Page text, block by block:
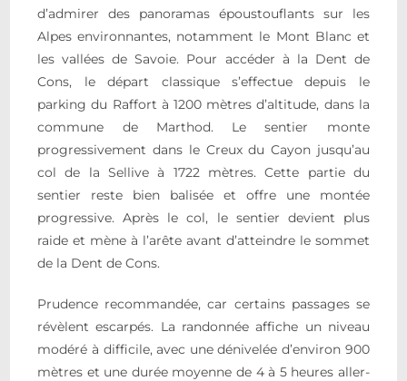
d’admirer des panoramas époustouflants sur les
Alpes environnantes, notamment le Mont Blanc et
les vallées de Savoie. Pour accéder à la Dent de
Cons, le départ classique s’effectue depuis le
parking du Raffort à 1200 mètres d’altitude, dans la
commune de Marthod. Le sentier monte
progressivement dans le Creux du Cayon jusqu’au
col de la Sellive à 1722 mètres. Cette partie du
sentier reste bien balisée et offre une montée
progressive. Après le col, le sentier devient plus
raide et mène à l’arête avant d’atteindre le sommet
de la Dent de Cons.
Prudence recommandée, car certains passages se
révèlent escarpés. La randonnée affiche un niveau
modéré à difficile, avec une dénivelée d’environ 900
mètres et une durée moyenne de 4 à 5 heures aller-